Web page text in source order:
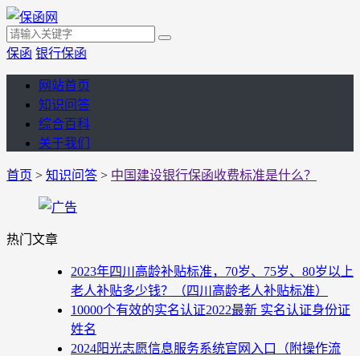
保函 银行保函
网站首页
知识问答
综合百科
关于我们
首页 > 知识问答 > 中国建设银行保函收费标准是什么？
热门文章
2023年四川高龄补贴标准，70岁、75岁、80岁以上
老人补贴多少钱？（四川高龄老人补贴标准）
10000个有效的实名认证2022最新 实名认证身份证
姓名
2024阳光志愿信息服务系统官网入口（附操作流